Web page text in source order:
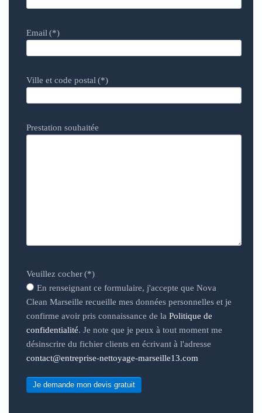
Email (*)
Ville et code postal (*)
Prestation souhaitée
Veuillez cocher(*)
En renseignant ce formulaire, j'accepte que Nova
Clean Marseille recueille mes données personnelles et je
confirme avoir pris connaissance de la Politique de
confidentialité. Je note que je peux à tout moment me
désinscrire du fichier clients en écrivant à l'adresse
contact@entreprise-nettoyage-marseille13.com
Je demande mon devis gratuit